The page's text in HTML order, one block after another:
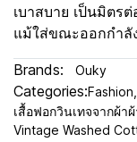
เบาสบาย เป็นมิตร
แม้ใส่ขณะออกกำลั
Brands: Ouky
Categories:Fashion
เสื้อฟอกวินเทจจากผ้า
Vintage Washed